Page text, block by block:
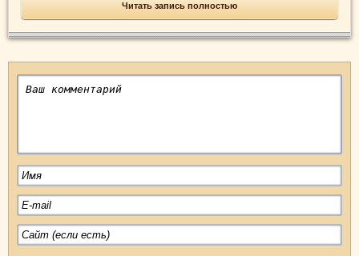
Читать запись полностью